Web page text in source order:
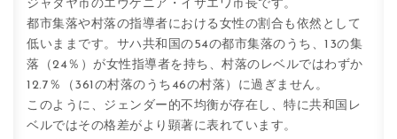
ジャタヤ市のエヴゲニア・イサエワ市長です。
都市集落や村落の指導者における女性の割合も依然として
低いままです。サハ共和国の54の都市集落のうち、13の集
落（24％）が女性指導者を持ち、村落のレベルではわずか
12.7％（361の村落のうち46の村落）に過ぎません。
このように、ジェンダー的不均衡が存在し、特に共和国レ
ベルではその格差がより顕著に表れています。